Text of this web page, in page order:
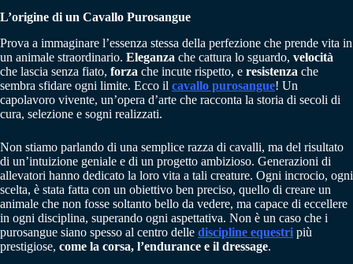
L’origine di un Cavallo Purosangue
Prova a immaginare l’essenza stessa della perfezione che prende vita in
un animale straordinario. Eleganza che cattura lo sguardo, velocità
che lascia senza fiato, forza che incute rispetto, e resistenza che
sembra sfidare ogni limite. Ecco il cavallo purosangue! Un
capolavoro vivente, un’opera d’arte che racconta la storia di secoli di
cura, selezione e sogni realizzati.
Non stiamo parlando di una semplice razza di cavalli, ma del risultato
di un’intuizione geniale e di un progetto ambizioso. Generazioni di
allevatori hanno dedicato la loro vita a tali creature. Ogni incrocio, ogni
scelta, è stata fatta con un obiettivo ben preciso, quello di creare un
animale che non fosse soltanto bello da vedere, ma capace di eccellere
in ogni disciplina, superando ogni aspettativa. Non è un caso che i
purosangue siano spesso al centro delle discipline equestri più
prestigiose, come la corsa, l’endurance e il dressage.